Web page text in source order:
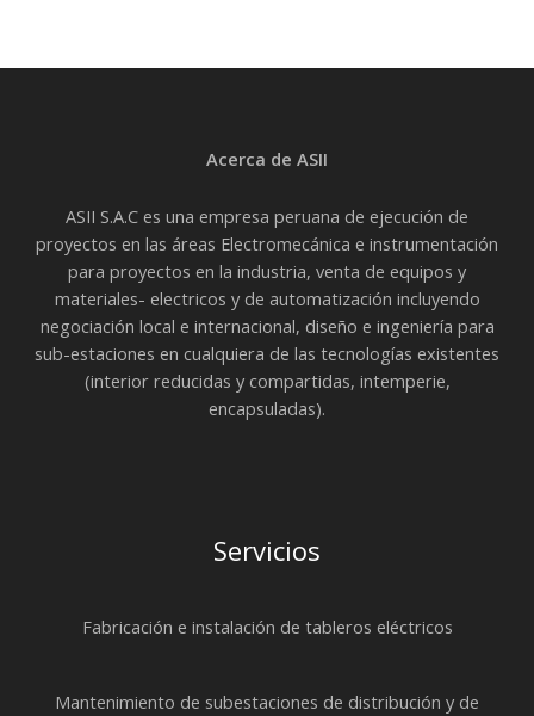
Acerca de ASII
ASII S.A.C es una empresa peruana de ejecución de
proyectos en las áreas Electromecánica e instrumentación
para proyectos en la industria, venta de equipos y
materiales- electricos y de automatización incluyendo
negociación local e internacional, diseño e ingeniería para
sub-estaciones en cualquiera de las tecnologías existentes
(interior reducidas y compartidas, intemperie,
encapsuladas).
Servicios
Fabricación e instalación de tableros eléctricos
Mantenimiento de subestaciones de distribución y de